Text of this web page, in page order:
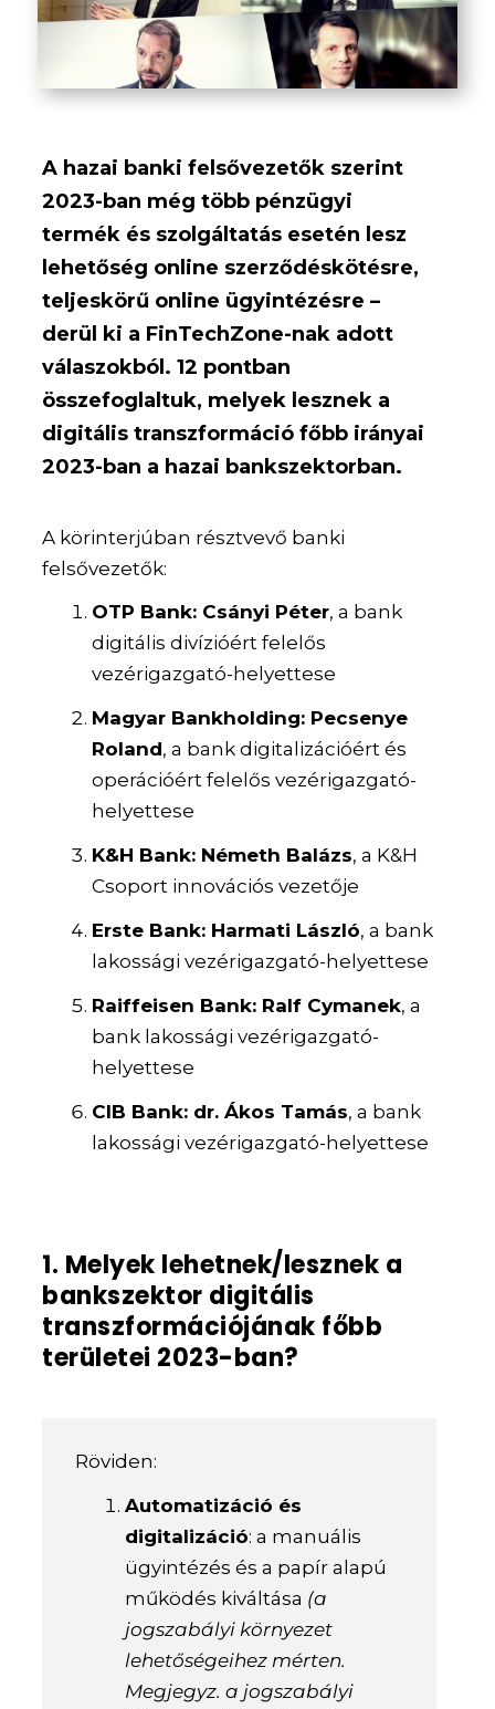
A hazai banki felsővezetők szerint
2023-ban még több pénzügyi
termék és szolgáltatás esetén lesz
lehetőség online szerződéskötésre,
teljeskörű online ügyintézésre –
derül ki a FinTechZone-nak adott
válaszokból. 12 pontban
összefoglaltuk, melyek lesznek a
digitális transzformáció főbb irányai
2023-ban a hazai bankszektorban.
A körinterjúban résztvevő banki
felsővezetők:
OTP Bank: Csányi Péter, a bank
digitális divízióért felelős
vezérigazgató-helyettese
Magyar Bankholding: Pecsenye
Roland, a bank digitalizációért és
operációért felelős vezérigazgató-
helyettese
K&H Bank: Németh Balázs, a K&H
Csoport innovációs vezetője
Erste Bank: Harmati László, a bank
lakossági vezérigazgató-helyettese
Raiffeisen Bank: Ralf Cymanek, a
bank lakossági vezérigazgató-
helyettese
CIB Bank: dr. Ákos Tamás, a bank
lakossági vezérigazgató-helyettese
1. Melyek lehetnek/lesznek a
bankszektor digitális
transzformációjának főbb
területei 2023-ban?
Röviden:
Automatizáció és
digitalizáció: a manuális
ügyintézés és a papír alapú
működés kiváltása (a
jogszabályi környezet
lehetőségeihez mérten.
Megjegyz. a jogszabályi